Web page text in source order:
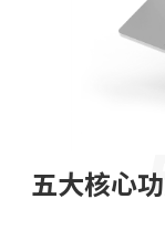
五大核心